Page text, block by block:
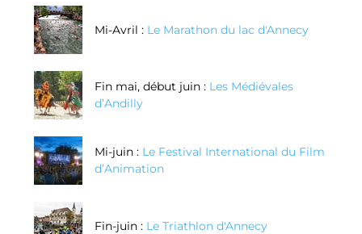
Mi-Avril : Le Marathon du lac d'Annecy
Fin mai, début juin : Les Médiévales
d’Andilly
Mi-juin : Le Festival International du Film
d’Animation
Fin-juin : Le Triathlon d'Annecy